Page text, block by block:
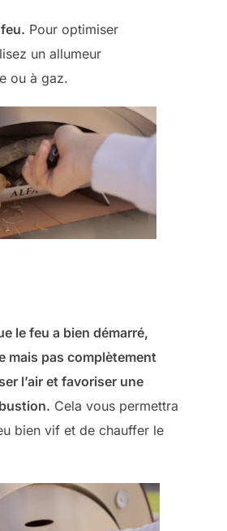
Pour optimiser
un allumeur
ou à gaz.
le feu a bien démarré,
mais pas complètement
l’air et favoriser une
Cela vous permettra
bien vif et de chauffer le